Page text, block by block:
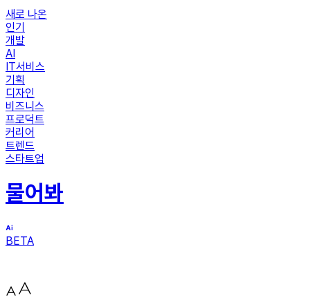
새로 나온
인기
개발
AI
IT서비스
기획
디자인
비즈니스
프로덕트
커리어
트렌드
스타트업
물어봐
BETA